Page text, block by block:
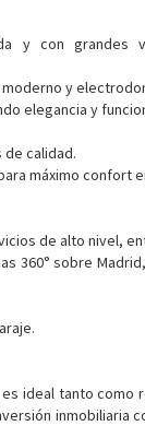
y con grandes
y
elegancia y
calidad.
máximo confort
de alto nivel,
360° sobre
ideal tanto como
inmobiliaria